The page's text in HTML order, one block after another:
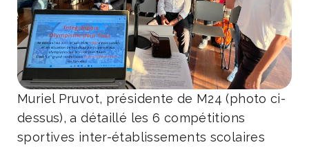
Muriel Pruvot, présidente de M24 (photo ci-
dessus), a détaillé les 6 compétitions
sportives inter-établissements scolaires